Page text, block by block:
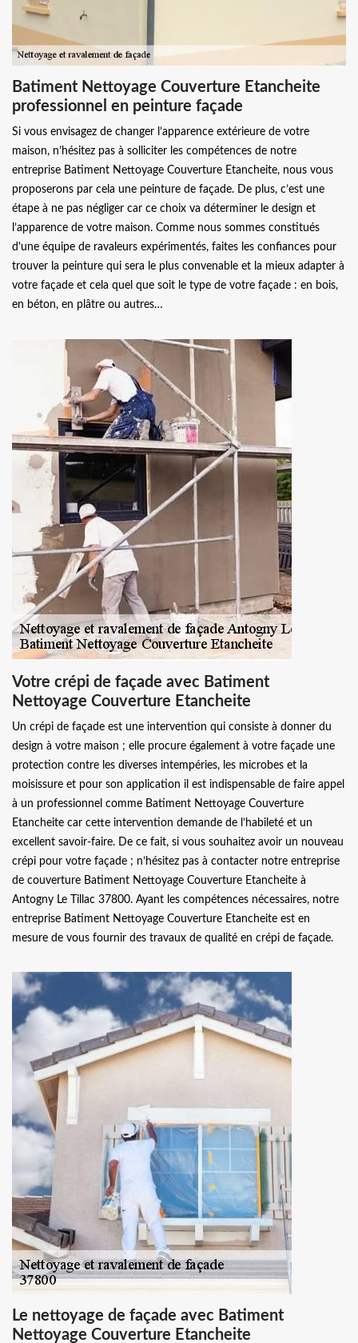
Batiment Nettoyage Couverture Etancheite
professionnel en peinture façade
Si vous envisagez de changer l’apparence extérieure de votre
maison, n’hésitez pas à solliciter les compétences de notre
entreprise Batiment Nettoyage Couverture Etancheite, nous vous
proposerons par cela une peinture de façade. De plus, c’est une
étape à ne pas négliger car ce choix va déterminer le design et
l’apparence de votre maison. Comme nous sommes constitués
d’une équipe de ravaleurs expérimentés, faites les confiances pour
trouver la peinture qui sera le plus convenable et la mieux adapter à
votre façade et cela quel que soit le type de votre façade : en bois,
en béton, en plâtre ou autres…
Votre crépi de façade avec Batiment
Nettoyage Couverture Etancheite
Un crépi de façade est une intervention qui consiste à donner du
design à votre maison ; elle procure également à votre façade une
protection contre les diverses intempéries, les microbes et la
moisissure et pour son application il est indispensable de faire appel
à un professionnel comme Batiment Nettoyage Couverture
Etancheite car cette intervention demande de l’habileté et un
excellent savoir-faire. De ce fait, si vous souhaitez avoir un nouveau
crépi pour votre façade ; n’hésitez pas à contacter notre entreprise
de couverture Batiment Nettoyage Couverture Etancheite à
Antogny Le Tillac 37800. Ayant les compétences nécessaires, notre
entreprise Batiment Nettoyage Couverture Etancheite est en
mesure de vous fournir des travaux de qualité en crépi de façade.
Le nettoyage de façade avec Batiment
Nettoyage Couverture Etancheite